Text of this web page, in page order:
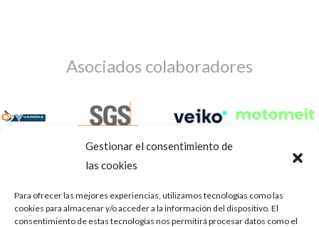
Gestionar el consentimiento de
las cookies
Para ofrecer las mejores experiencias, utilizamos tecnologías como las
cookies para almacenar y/o acceder a la información del dispositivo. El
consentimiento de estas tecnologías nos permitirá procesar datos como el
Asociados colaboradores